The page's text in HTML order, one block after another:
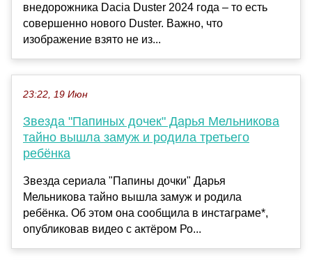
внедорожника Dacia Duster 2024 года – то есть
совершенно нового Duster. Важно, что
изображение взято не из...
23:22, 19 Июн
Звезда "Папиных дочек" Дарья Мельникова
тайно вышла замуж и родила третьего
ребёнка
Звезда сериала "Папины дочки" Дарья
Мельникова тайно вышла замуж и родила
ребёнка. Об этом она сообщила в инстаграме*,
опубликовав видео с актёром Ро...